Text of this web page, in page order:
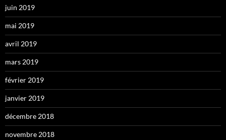
juin 2019
mai 2019
avril 2019
mars 2019
février 2019
janvier 2019
décembre 2018
novembre 2018